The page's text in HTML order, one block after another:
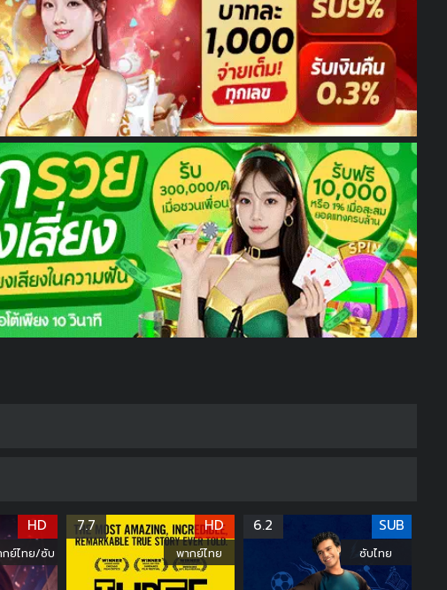
HD
กย์ไทย/ซับ
7.7 HD
พากย์ไทย
6.2 SUB
ซับไทย